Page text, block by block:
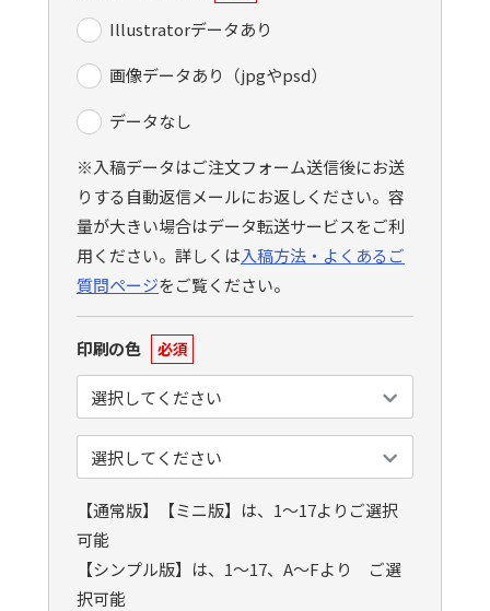
Illustratorデータあり
画像データあり（jpgやpsd）
データなし
※入稿データはご注文フォーム送信後にお送
りする自動返信メールにお返しください。容
量が大きい場合はデータ転送サービスをご利
用ください。詳しくは入稿方法・よくあるご
質問ページをご覧ください。
印刷の色 必須
【通常版】【ミニ版】は、1〜17よりご選択
可能
【シンプル版】は、1〜17、A〜Fより ご選
択可能